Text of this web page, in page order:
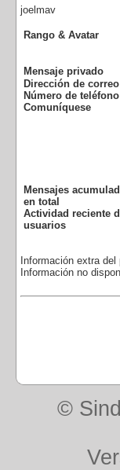
joelmav
Rango & Avatar
Mensaje privado
Dirección de correo
Número de teléfono
Comuníquese
Mensajes
en total
Actividad reciente
usuarios
Información extra del
Información no
©